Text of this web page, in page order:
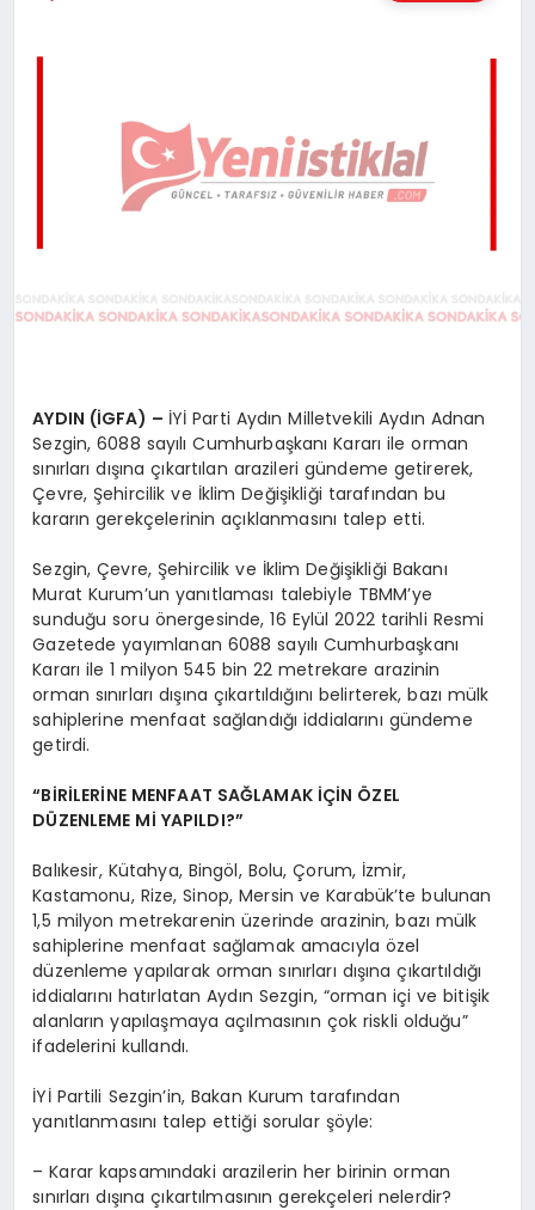
TEKNOLOJI
AYDIN (İGFA) – İYİ Parti Aydın Milletvekili Aydın Adnan
Sezgin, 6088 sayılı Cumhurbaşkanı Kararı ile orman
sınırları dışına çıkartılan arazileri gündeme getirerek,
Çevre, Şehircilik ve İklim Değişikliği tarafından bu
kararın gerekçelerinin açıklanmasını talep etti.
Sezgin, Çevre, Şehircilik ve İklim Değişikliği Bakanı
Murat Kurum’un yanıtlaması talebiyle TBMM’ye
sunduğu soru önergesinde, 16 Eylül 2022 tarihli Resmi
Gazetede yayımlanan 6088 sayılı Cumhurbaşkanı
Kararı ile 1 milyon 545 bin 22 metrekare arazinin
orman sınırları dışına çıkartıldığını belirterek, bazı mülk
sahiplerine menfaat sağlandığı iddialarını gündeme
getirdi.
“BİRİLERİNE MENFAAT SAĞLAMAK İÇİN ÖZEL
DÜZENLEME Mİ YAPILDI?”
Balıkesir, Kütahya, Bingöl, Bolu, Çorum, İzmir,
Kastamonu, Rize, Sinop, Mersin ve Karabük’te bulunan
1,5 milyon metrekarenin üzerinde arazinin, bazı mülk
sahiplerine menfaat sağlamak amacıyla özel
düzenleme yapılarak orman sınırları dışına çıkartıldığı
iddialarını hatırlatan Aydın Sezgin, “orman içi ve bitişik
alanların yapılaşmaya açılmasının çok riskli olduğu”
ifadelerini kullandı.
İYİ Partili Sezgin’in, Bakan Kurum tarafından
yanıtlanmasını talep ettiği sorular şöyle:
– Karar kapsamındaki arazilerin her birinin orman
sınırları dışına çıkartılmasının gerekçeleri nelerdir?